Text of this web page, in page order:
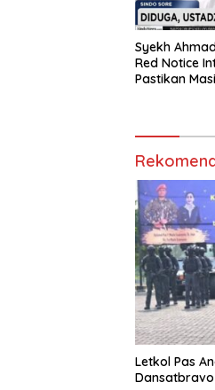
Syekh
Red Notice
Pastikan
Letkol Pas